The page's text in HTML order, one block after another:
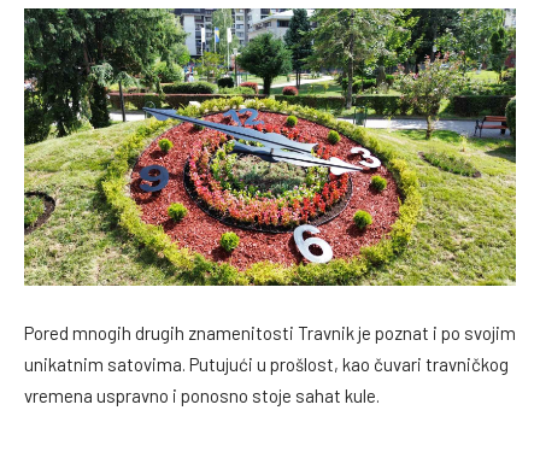
Pored mnogih drugih znamenitosti Travnik je poznat i po svojim
unikatnim satovima. Putujući u prošlost, kao čuvari travničkog
vremena uspravno i ponosno stoje sahat kule.